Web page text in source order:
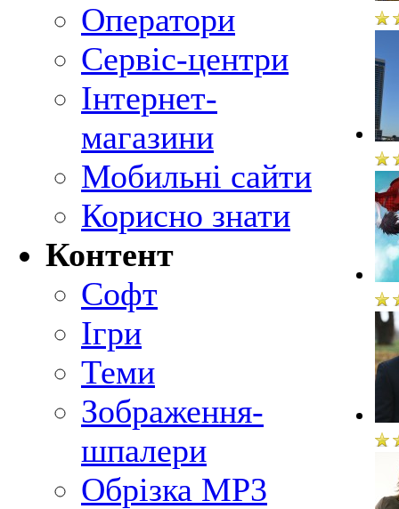
Оператори
Сервіс-центри
Інтернет-
магазини
Мобильні сайти
Корисно знати
Контент
Софт
Ігри
Теми
Зображення-
шпалери
Обрізка MP3